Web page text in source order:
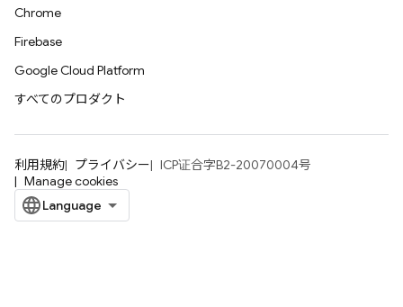
Chrome
Firebase
Google Cloud Platform
すべてのプロダクト
利用規約 プライバシー
ICP证合字B2-20070004号
Manage cookies